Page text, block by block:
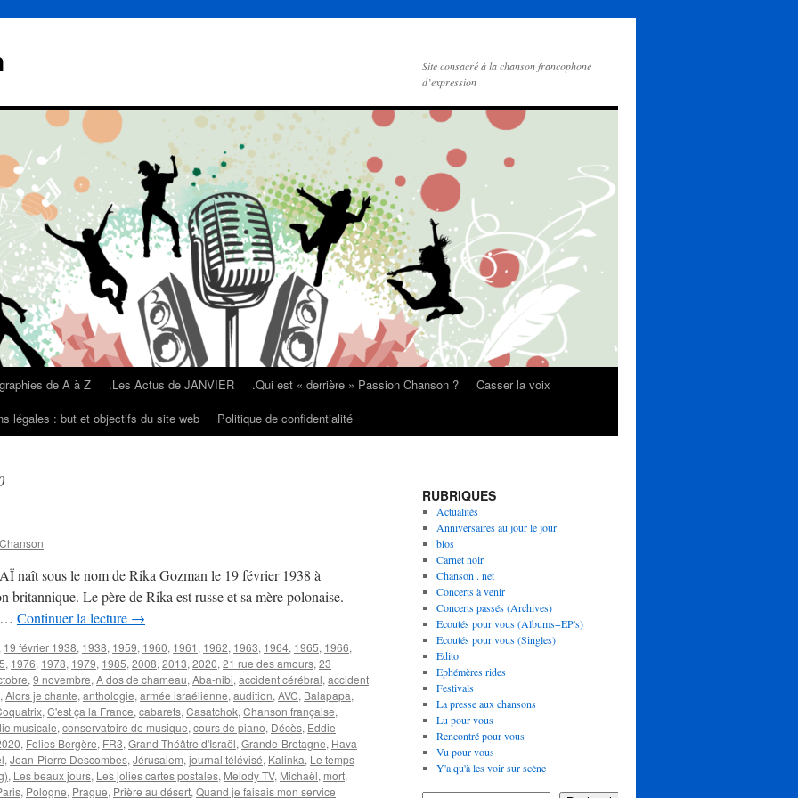
Site consacré à la chanson francophone
d’expression
de A à Z .Les Actus de JANVIER .Qui est « derrière » Passion Chanson ?
Casser la voix
légales : but et objectifs du site web Politique de confidentialité
naît sous le nom de Rika Gozman le 19 février 1938 à
britannique. Le père de Rika est russe et sa mère polonaise.
… Continuer la lecture →
19 février 1938, 1938, 1959, 1960, 1961 , 1962, 1963, 1964, 1965, 1966,
, 1976, 1978, 1979, 1985, 2008, 2013, 2020, 21 rue des amours, 23
, 9 novembre, A dos de chameau, Aba-nibi, accident cérébral, accident
, Alors je chante, anthologie, armée israélienne, audition, AVC, Balapapa,
, C'est ça la France, cabarets, Casatchok, Chanson française,
musicale, conservatoire de musique, cours de piano, Décès, Eddie
, Folies Bergère, FR3, Grand Théâtre d'Israël, Grande-Bretagne, Hava
, Jean-Pierre Descombes, Jérusalem, journal télévisé, Kalinka, Le temps
, Les beaux jours, Les jolies cartes postales, Melody TV, Michaël, mort,
, Pologne, Prague, Prière au désert, Quand je faisais mon service
RUBRIQUES
Actualités
Anniversaires au jour le jour
bios
Carnet noir
Chanson . net
Concerts à venir
Concerts passés (Archives)
Ecoutés pour vous (Albums+EP's)
Ecoutés pour vous (Singles)
Edito
Ephémères rides
Festivals
La presse aux chansons
Lu pour vous
Rencontré pour vous
Vu pour vous
Y'a qu'à les voir sur scène